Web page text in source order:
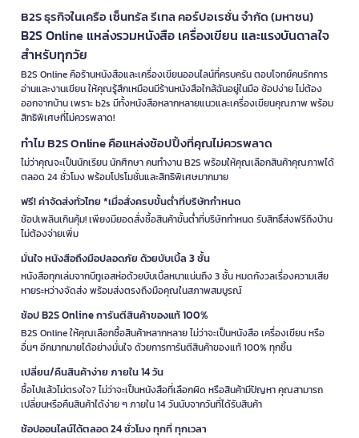
B2S ธุรกิจในเครือ เซ็นทรัล รีเทล คอร์ปอเรชั่น จำกัด (มหาชน)
B2S Online แหล่งรวมหนังสือ เครื่องเขียน และแรงบันดาลใจ
สำหรับทุกวัย
B2S Online คือร้านหนังสือและเครื่องเขียนออนไลน์ที่ครบครัน ตอบโจทย์คนรักการ
อ่านและงานเขียน ให้คุณรู้สึกเหมือนมีร้านหนังสือใกล้ฉันอยู่ในมือ ช้อปง่าย ไม่ต้อง
ออกจากบ้าน เพราะ b2s มีทั้งหนังสือหลากหลายแนวและเครื่องเขียนคุณภาพ พร้อม
สิทธิพิเศษที่ไม่ควรพลาด!
ทำไม B2S Online คือแหล่งช้อปปิ้งที่คุณไม่ควรพลาด
ไม่ว่าคุณจะเป็นนักเรียน นักศึกษา คนทำงาน B2S พร้อมให้คุณเลือกสินค้าคุณภาพได้
ตลอด 24 ชั่วโมง พร้อมโปรโมชั่นและสิทธิพิเศษมากมาย
ฟรี! ค่าจัดส่งทั่วไทย *เมื่อสั่งครบขั้นต่ำที่บริษัทกำหนด
ช้อปเพลินเกินคุ้ม! เพียงมียอดสั่งซื้อสินค้าขั้นต่ำที่บริษัทกำหนด รับสิทธิ์ส่งฟรีถึงบ้าน
ไม่ต้องจ่ายเพิ่ม
มั่นใจ หนังสือถึงมือปลอดภัย ด้วยบับเบิ้ล 3 ชั้น
หนังสือทุกเล่มจากบีทูเอสห่อด้วยบับเบิ้ลหนาแน่นถึง 3 ชั้น หมดกังวลเรื่องความเสีย
หายระหว่างจัดส่ง พร้อมส่งตรงถึงมือคุณในสภาพสมบูรณ์
ช้อป B2S Online การันตีสินค้าของแท้ 100%
B2S Online ให้คุณเลือกซื้อสินค้าหลากหลาย ไม่ว่าจะเป็นหนังสือ เครื่องเขียน หรือ
อื่นๆ อีกมากมายได้อย่างมั่นใจ ด้วยการการันตีสินค้าของแท้ 100% ทุกชิ้น
เปลี่ยน/คืนสินค้าง่าย ภายใน 14 วัน
ซื้อไปแล้วไม่ตรงใจ? ไม่ว่าจะเป็นหนังสือที่เลือกผิด หรือสินค้ามีปัญหา คุณสามารถ
เปลี่ยนหรือคืนสินค้าได้ง่าย ๆ ภายใน 14 วันนับจากวันที่ได้รับสินค้า
ช้อปออนไลน์ได้ตลอด 24 ชั่วโมง ทุกที่ ทุกเวลา